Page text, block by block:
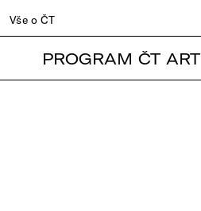
Vše o ČT
PROGRAM ČT ART